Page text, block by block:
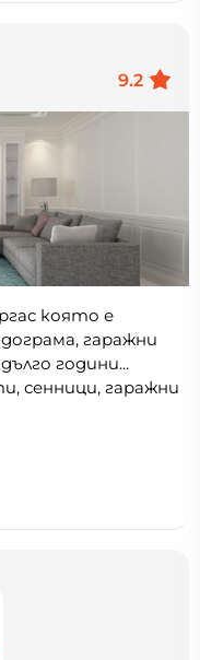
9.2
която е
гаражни
години...
сенници, гаражни